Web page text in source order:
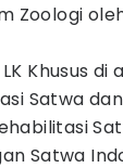
Zoologi
Khusus
Satwa
Satwa